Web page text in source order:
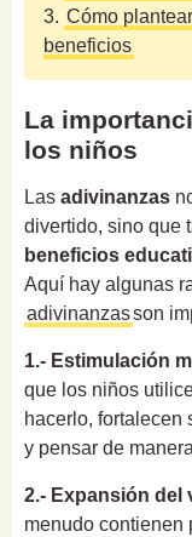
3. Cómo
beneficios
La
los niños
Las adivinanzas
divertido, sino que
beneficios
Aquí hay algunas
adivinanzasson
1.- Estimulación
que los niños
hacerlo, fortalecen
y pensar de
2.- Expansión del
menudo contienen